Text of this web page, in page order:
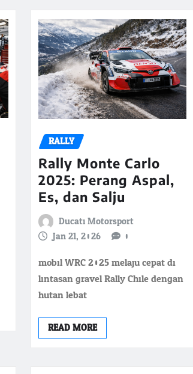
RALLY
Rally Monte Carlo
2025: Perang Aspal,
Es, dan Salju
Ducati Motorsport
Jan 21, 2026
0
mobil WRC 2025 melaju cepat di
lintasan gravel Rally Chile dengan
hutan lebat
READ MORE